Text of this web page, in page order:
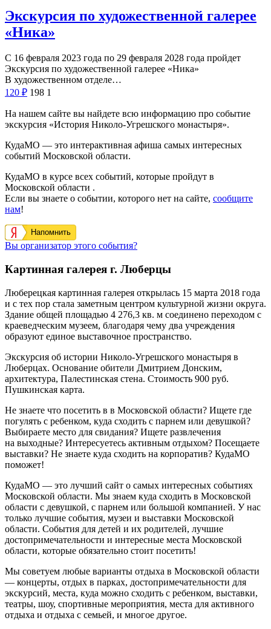
Экскурсия по художественной галерее
«Ника»
С 16 февраля 2023 года по 29 февраля 2028 года пройдет
Экскурсия по художественной галерее «Ника»
В художественном отделе…
120 ₽ 198 1
На нашем сайте вы найдете всю информацию про событие
экскурсия «История Николо-Угрешского монастыря».
КудаМО — это интерактивная афиша самых интересных
событий Московской области.
КудаМО в курсе всех событий, которые пройдут в
Московской области .
Если вы знаете о событии, которого нет на сайте, сообщите
нам!
Напомнить
Вы организатор этого события?
Картинная галерея г. Люберцы
Люберецкая картинная галерея открылась 15 марта 2018 года
и с тех пор стала заметным центром культурной жизни округа.
Здание общей площадью 4 276,3 кв. м соединено переходом с
краеведческим музеем, благодаря чему два учреждения
образуют единое выставочное пространство.
Экскурсия об истории Николо-Угрешского монастыря в
Люберцах. Основание обители Дмитрием Донским,
архитектура, Палестинская стена. Стоимость 900 руб.
Пушкинская карта.
Не знаете что посетить в в Московской области? Ищете где
погулять с ребенком, куда сходить с парнем или девушкой?
Выбираете место для свидания? Ищете развлечения
на выходные? Интересуетесь активным отдыхом? Посещаете
выставки? Не знаете куда сходить на корпоратив? КудаМО
поможет!
КудаМО — это лучший сайт о самых интересных событиях
Московской области. Мы знаем куда сходить в Московской
области с девушкой, с парнем или большой компанией. У нас
только лучшие события, музеи и выставки Московской
области. События для детей и их родителей, лучшие
достопримечательности и интересные места Московской
области, которые обязательно стоит посетить!
Мы советуем любые варианты отдыха в Московской области
— концерты, отдых в парках, достопримечательности для
экскурсий, места, куда можно сходить с ребенком, выставки,
театры, шоу, спортивные мероприятия, места для активного
отдыха и отдыха с семьей, и многое другое.